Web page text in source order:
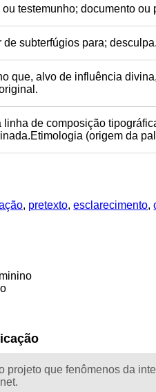
testemunho; documento
subterfúgios para; desculpa.
que, alvo de influência
linha de composição
(origem da
, pretexto,esclarecimento,
projeto que fenômenos da